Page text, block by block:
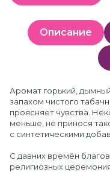
Описание
Аромат горький,
запахом чистого
проясняет чувства.
меньше, не принося
с синтетическими
С давних времён
религиозных